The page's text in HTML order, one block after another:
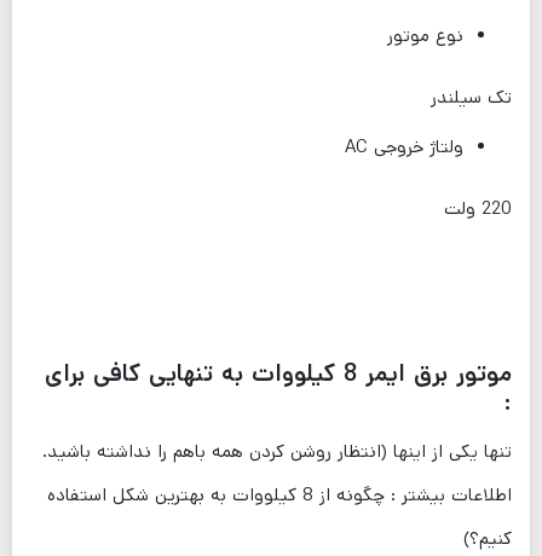
نوع موتور
تک سیلندر
ولتاژ خروجی AC
220 ولت
موتور برق ایمر 8 کیلووات به تنهایی کافی برای
:
تنها یکی از اینها (انتظار روشن کردن همه باهم را نداشته باشید.
اطلاعات بیشتر : چگونه از 8 کیلووات به بهترین شکل استفاده
کنیم؟)